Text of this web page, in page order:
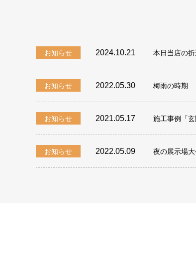
お知らせ 2024.10.21 本日当店の折
お知らせ 2022.05.30 梅雨の時期
お知らせ 2021.05.17 施工事例「
お知らせ 2022.05.09 夜の展示場大